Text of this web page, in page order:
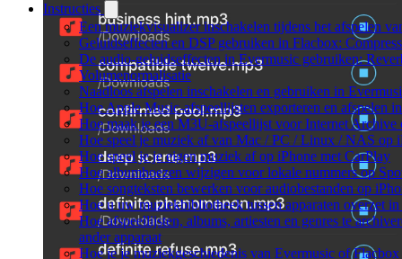
Instructies
Een muziekvisualizer inschakelen tijdens het afspelen
Geluidseffecten en DSP gebruiken in Flacbox:
De audio-geluidseffecten in Evermusic gebruiken:
Volumenormalisatie
Naadloos afspelen inschakelen en gebruiken in
Hoe Apple Music-afspeellijsten exporteren en afspelen
Hoe maak je een M3U-afspeellijst voor Internet
Hoe speel je muziek af van Mac / PC / Linux / NAS op
Hoe speel je je eigen muziek af op iPhone met CarPlay
Hoe albumhoezen wijzigen voor lokale nummers op
Hoe songteksten bewerken voor audiobestanden op
Hoe u uw muziekbibliotheek tussen apparaten overzet
Hoe afspeellijsten, albums, artiesten en genres te
ander apparaat
Hoe je je muziekgeschiedenis van Evermusic of